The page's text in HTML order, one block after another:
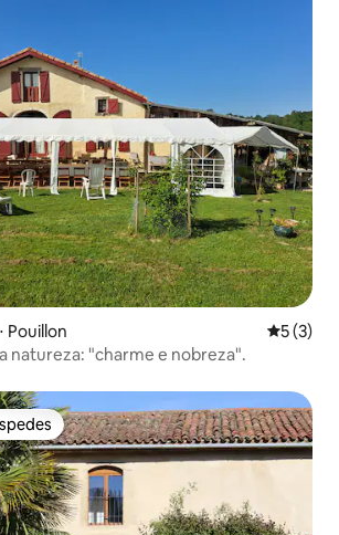
Pouillon 5 de
5 (3)
natureza: "charme e nobreza".